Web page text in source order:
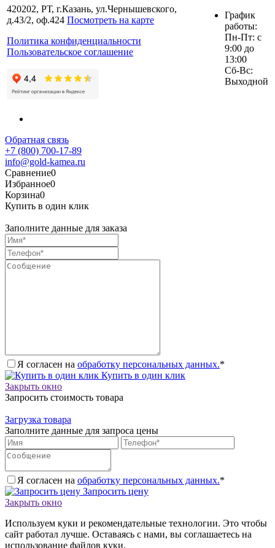
420202, РТ, г.Казань, ул.Чернышевского,
д.43/2, оф.424 Посмотреть на карте
Политика конфиденциальности
Пользовательское соглашение
График
работы:
Пн-Пт: с
9:00 до
13:00
Сб-Вс:
Выходной
Обратная связь
+7 (800) 700-17-89
info@gold-kamea.ru
Сравнение0
Избранное0
Корзина0
Купить в один клик
Заполните данные для заказа
Я согласен на обработку персональных данных.*
Купить в один клик
Закрыть окно
Запросить стоимость товара
Загрузка товара
Заполните данные для запроса цены
Я согласен на обработку персональных данных.*
Запросить цену
Закрыть окно
Используем куки и рекомендательные технологии. Это чтобы
сайт работал лучше. Оставаясь с нами, вы соглашаетесь на
использование файлов куки.